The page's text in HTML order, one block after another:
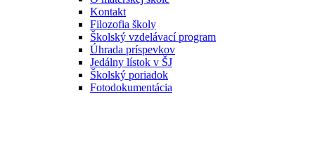
Kontakt
Filozofia školy
Školský vzdelávací program
Úhrada príspevkov
Jedálny lístok v ŠJ
Školský poriadok
Fotodokumentácia